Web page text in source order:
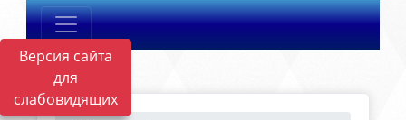
Версия сайта
для
слабовидящих